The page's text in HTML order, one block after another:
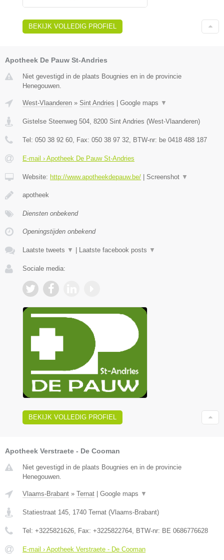
BEKIJK VOLLEDIG PROFIEL
Apotheek De Pauw St-Andries
Niet gevestigd in de plaats Bougnies en in de provincie
Henegouwen.
West-Vlaanderen » Sint Andries | Google maps ▼
Gistelse Steenweg 504 8200 Sint Andries (West-Vlaanderen)
Tel: 050 38 92 60 , Fax: 050 38 97 32 , BTW-nr: be 0418 488 187
E-mail › Apotheek De Pauw St-Andries
Website: http://www.apotheekdepauw.be/ | Screenshot ▼
apotheek
Diensten onbekend
Openingstijden onbekend
Laatste tweets ▼ | Laatste facebook posts ▼
Sociale media:
BEKIJK VOLLEDIG PROFIEL
Apotheek Verstraete - De Cooman
Niet gevestigd in de plaats Bougnies en in de provincie
Henegouwen.
Vlaams-Brabant » Ternat Google maps ▼
Statiestraat 145, 1740 Ternat (Vlaams-Brabant)
Tel: +3225821626, Fax: +3225822764, BTW-nr: BE 0686776628
E-mail › Apotheek Verstraete - De Cooman